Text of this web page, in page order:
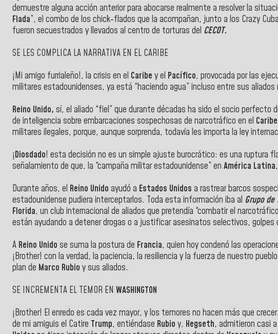
demuestre alguna acción anterior para abocarse realmente a resolver la
Flada”, el combo de los chick-flados que la acompañan, junto a los Crazy
fueron secuestrados y llevados al centro de torturas del CECOT.
SE LES COMPLICA LA NARRATIVA EN EL CARIBE
¡Mi amigo furrialeño!, la crisis en el Caribe y el Pacífico, provocada por las
militares estadounidenses, ya está “haciendo agua” incluso entre sus
Reino Unido, sí, el aliado “fiel” que durante décadas ha sido el socio perfecto
de inteligencia sobre embarcaciones sospechosas de narcotráfico en el
militares ilegales, porque, aunque sorprenda, todavía les importa la ley
¡Diosdado! esta decisión no es un simple ajuste burocrático: es una ruptura
señalamiento de que, la “campaña militar estadounidense” en América Latina
Durante años, el Reino Unido ayudó a Estados Unidos a rastrear barcos
estadounidense pudiera interceptarlos. Toda esta información iba al Grupo
Florida, un club internacional de aliados que pretendía “combatir el
están ayudando a detener drogas o a justificar asesinatos selectivos, golpes
A Reino Unido se suma la postura de Francia, quien hoy condenó las
¡Brother! con la verdad, la paciencia, la resiliencia y la fuerza de nuestro
plan de Marco Rubio y sus aliados.
SE INCREMENTA EL TEMOR EN WASHINGTON
¡Brother! El enredo es cada vez mayor, y los temores no hacen más que
de mi amiguis el Catire Trump, entiéndase Rubio y, Hegseth, admitieron casi